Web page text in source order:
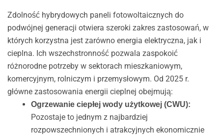
Zdolność hybrydowych paneli fotowoltaicznych do
podwójnej generacji otwiera szeroki zakres zastosowań, w
których korzystna jest zarówno energia elektryczna, jak i
cieplna. Ich wszechstronność pozwala zaspokoić
różnorodne potrzeby w sektorach mieszkaniowym,
komercyjnym, rolniczym i przemysłowym. Od 2025 r.
główne zastosowania energii cieplnej obejmują:
Ogrzewanie ciepłej wody użytkowej (CWU):
Pozostaje to jednym z najbardziej
rozpowszechnionych i atrakcyjnych ekonomicznie